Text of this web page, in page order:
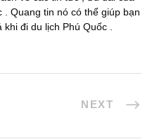
. Quang tin nó có thể giúp bạn
đi du lịch Phú Quốc .
NEXT